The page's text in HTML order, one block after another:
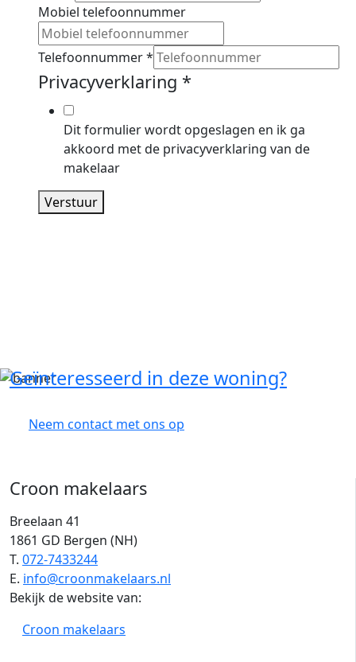
Mobiel telefoonnummer
Telefoonnummer*
Privacyverklaring *
Dit formulier wordt opgeslagen en ik ga
akkoord met de privacyverklaring van de
makelaar
Verstuur
Geïnteresseerd in deze woning?
Neem contact met ons op
Croon makelaars
Breelaan 41
1861 GD Bergen (NH)
T. 072-7433244
E. info@croonmakelaars.nl
Bekijk de website van:
Croon makelaars